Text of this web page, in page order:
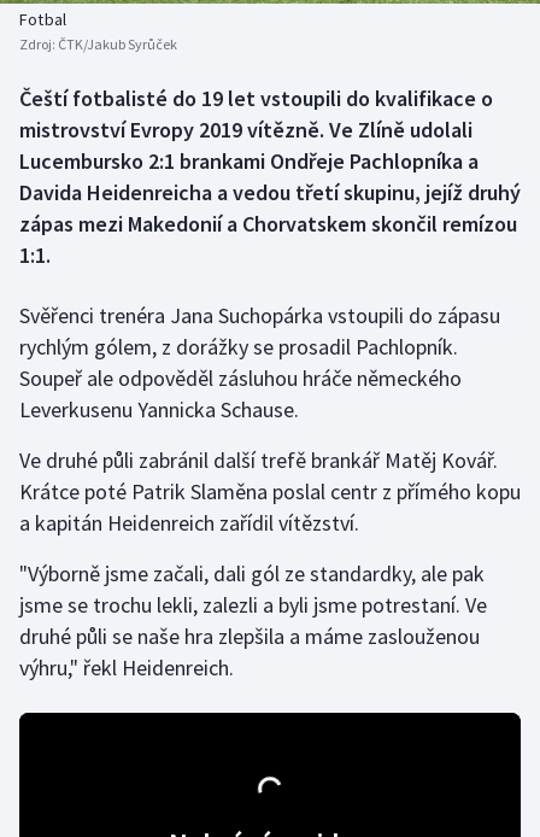
Boby a skeleton
Box
Curling
Florbal
Futsal
Golf
Házená
Judo
Krasobruslení
AZ kvíz
Fotbal
Zdroj: ČTK/Jakub Syrůček
Čeští fotbalisté do 19 let vstoupili do kvalifikace o
mistrovství Evropy 2019 vítězně. Ve Zlíně udolali
Lucembursko 2:1 brankami Ondřeje Pachlopníka a
Davida Heidenreicha a vedou třetí skupinu, jejíž druhý
zápas mezi Makedonií a Chorvatskem skončil remízou
1:1.
Svěřenci trenéra Jana Suchopárka vstoupili do zápasu
rychlým gólem, z dorážky se prosadil Pachlopník.
Soupeř ale odpověděl zásluhou hráče německého
Leverkusenu Yannicka Schause.
Ve druhé půli zabránil další trefě brankář Matěj Kovář.
Krátce poté Patrik Slaměna poslal centr z přímého kopu
a kapitán Heidenreich zařídil vítězství.
"Výborně jsme začali, dali gól ze standardky, ale pak
jsme se trochu lekli, zalezli a byli jsme potrestaní. Ve
druhé půli se naše hra zlepšila a máme zaslouženou
výhru," řekl Heidenreich.